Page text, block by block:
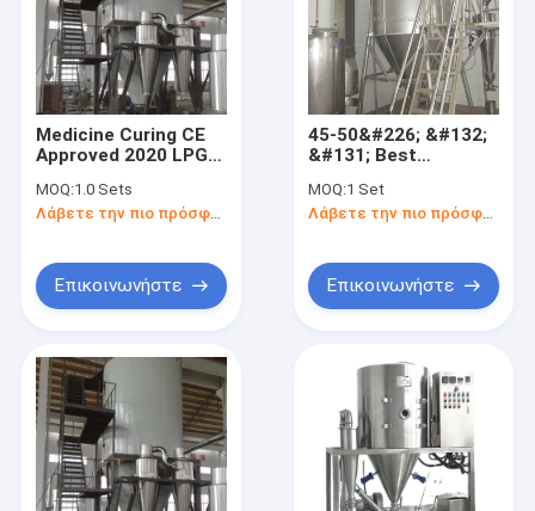
Medicine Curing CE
Approved 2020 LPG-
Spray Drying Machine
For Whey Powder
MOQ:1.0 Sets
Λάβετε την πιο πρόσφατη τιμή
Επικοινωνήστε
45-50&#226; &#132;
&#131; Best
Dryer for Stevia
Extract (YP-
MOQ:1 Set
Επικοινωνήστε